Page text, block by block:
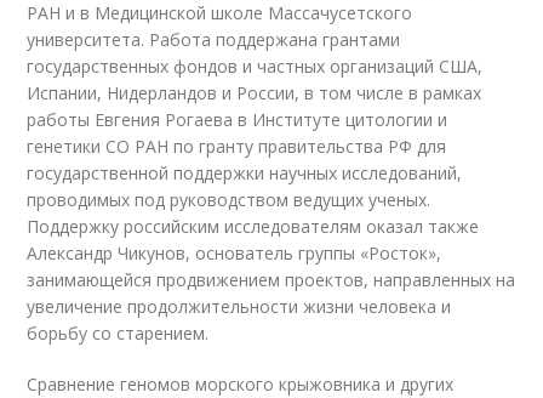
РАН и в Медицинской школе Массачусетского
университета. Работа поддержана грантами
государственных фондов и частных организаций США,
Испании, Нидерландов и России, в том числе в рамках
работы Евгения Рогаева в Институте цитологии и
генетики СО РАН по гранту правительства РФ для
государственной поддержки научных исследований,
проводимых под руководством ведущих ученых.
Поддержку российским исследователям оказал также
Александр Чикунов, основатель группы «Росток»,
занимающейся продвижением проектов, направленных на
увеличение продолжительности жизни человека и
борьбу со старением.
Сравнение геномов морского крыжовника и других